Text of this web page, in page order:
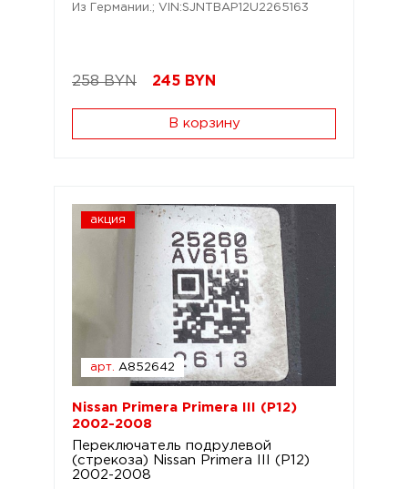
Из Германии.; VIN:SJNTBAP12U2265163
258 BYN 245 BYN
В корзину
акция
арт. A852642
Nissan Primera Primera III (P12)
2002-2008
Переключатель подрулевой
(стрекоза) Nissan Primera III (P12)
2002-2008